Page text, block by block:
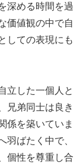
深める時間を過
価値観の中で自
しての表現にも
立した一個人と
兄弟同士は良き
係を築いていま
羽ばたく中で、
個性を尊重し合